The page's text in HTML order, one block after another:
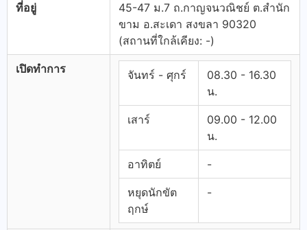
ที่อยู่
45-47 ม.7 ถ.กาญจนวณิชย์ ต.สำนัก
ขาม อ.สะเดา สงขลา 90320
(สถานที่ใกล้เคียง: -)
เปิดทำการ จันทร์ - ศุกร์
08.30 - 16.30
น.
เสาร์
09.00 - 12.00
น.
อาทิตย์ -
หยุดนักขัต
ฤกษ์
-